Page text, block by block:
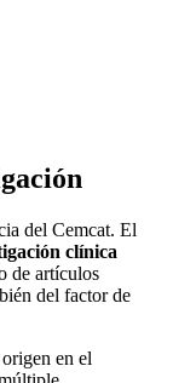
del Cemcat. El
clínica
de artículos
del factor de
en el